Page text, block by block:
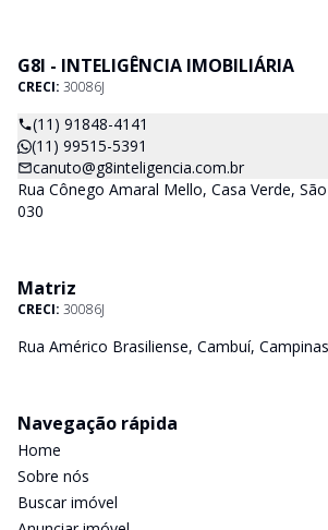
G8I - INTELIGÊNCIA IMOBILIÁRIA
CRECI: 30086J
(11) 91848-4141
(11) 99515-5391
canuto@g8inteligencia.com.br
Rua Cônego Amaral Mello, Casa Verde,
030
Matriz
CRECI: 30086J
Rua Américo Brasiliense, Cambuí,
Navegação rápida
Home
Sobre nós
Buscar imóvel